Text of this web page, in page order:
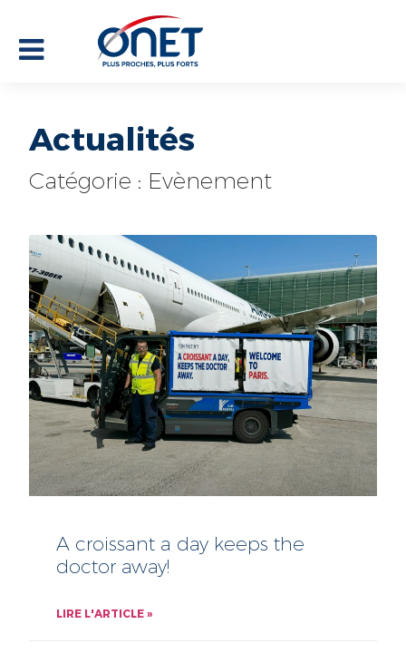
Actualités
Catégorie : Evènement
A croissant a day keeps the
doctor away!
LIRE L'ARTICLE »